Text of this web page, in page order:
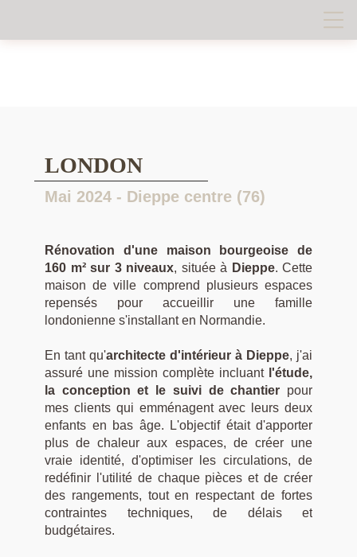
LONDON
Mai 2024 - Dieppe centre (76)
Rénovation d'une maison bourgeoise de
160 m² sur 3 niveaux, située à Dieppe. Cette
maison de ville comprend plusieurs espaces
repensés pour accueillir une famille
londonienne s'installant en Normandie.
En tant qu'architecte d'intérieur à Dieppe, j'ai
assuré une mission complète incluant l'étude,
la conception et le suivi de chantier pour
mes clients qui emménagent avec leurs deux
enfants en bas âge. L'objectif était d'apporter
plus de chaleur aux espaces, de créer une
vraie identité, d'optimiser les circulations, de
redéfinir l'utilité de chaque pièces et de créer
des rangements, tout en respectant de fortes
contraintes techniques, de délais et
budgétaires.